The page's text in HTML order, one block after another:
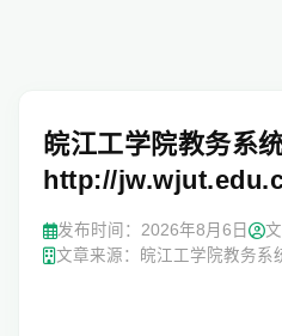
皖江工学院教务系
http://
发布时间： 2026年8月6日
文章来源：皖江工学院教务系